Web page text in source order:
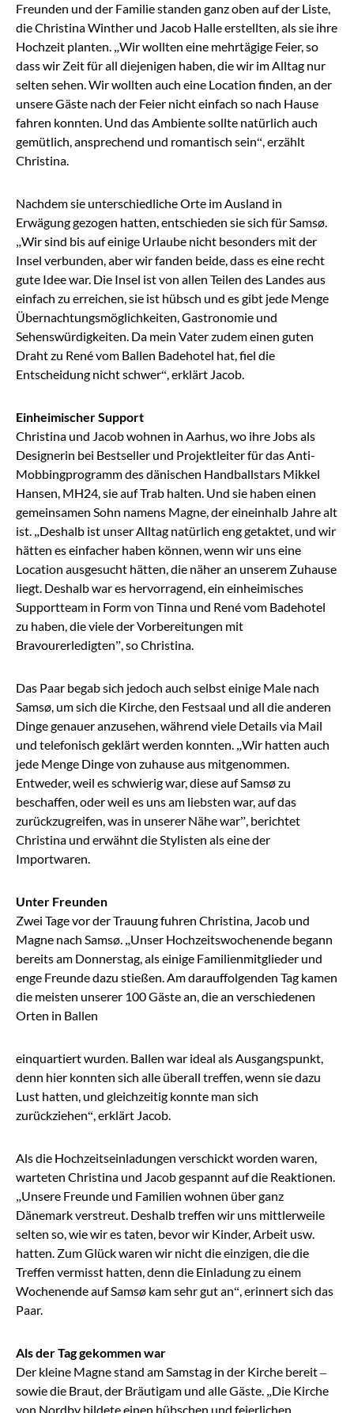
Freunden und der Familie standen ganz oben auf der Liste,
die Christina Winther und Jacob Halle erstellten, als sie ihre
Hochzeit planten. „Wir wollten eine mehrtägige Feier, so
dass wir Zeit für all diejenigen haben, die wir im Alltag nur
selten sehen. Wir wollten auch eine Location finden, an der
unsere Gäste nach der Feier nicht einfach so nach Hause
fahren konnten. Und das Ambiente sollte natürlich auch
gemütlich, ansprechend und romantisch sein“, erzählt
Christina.
Nachdem sie unterschiedliche Orte im Ausland in
Erwägung gezogen hatten, entschieden sie sich für Samsø.
„Wir sind bis auf einige Urlaube nicht besonders mit der
Insel verbunden, aber wir fanden beide, dass es eine recht
gute Idee war. Die Insel ist von allen Teilen des Landes aus
einfach zu erreichen, sie ist hübsch und es gibt jede Menge
Übernachtungsmöglichkeiten, Gastronomie und
Sehenswürdigkeiten. Da mein Vater zudem einen guten
Draht zu René vom Ballen Badehotel hat, fiel die
Entscheidung nichtschwer“, erklärt Jacob.
Einheimischer Support
Christina und Jacob wohnen in Aarhus, wo ihre Jobs als
Designerin bei Bestseller und Projektleiter für das Anti-
Mobbingprogramm des dänischen Handballstars Mikkel
Hansen, MH24, sie auf Trab halten. Und sie haben einen
gemeinsamen Sohn namens Magne, der eineinhalb Jahre alt
ist. „Deshalb ist unser Alltag natürlich eng getaktet, und wir
hätten es einfacher haben können, wenn wir uns eine
Location ausgesucht hätten, die näher an unserem Zuhause
liegt. Deshalb war es hervorragend, ein einheimisches
Supportteam in Form von Tinna und René vom Badehotel
zu haben, die viele der Vorbereitungen mit
Bravourerledigten”, soChristina.
Das Paar begab sich jedoch auch selbst einige Male nach
Samsø, um sich die Kirche, den Festsaal und all die anderen
Dinge genauer anzusehen, während viele Details via Mail
und telefonisch geklärt werden konnten. „Wir hatten auch
jede Menge Dinge von zuhause aus mitgenommen.
Entweder, weil es schwierig war,diese auf Samsø zu
beschaffen, oder weil es uns am liebsten war, auf das
zurückzugreifen, was in unserer Nähe war”, berichtet
Christina und erwähnt die Stylisten als eine der
Importwaren.
Unter Freunden
Zwei Tage vor der Trauung fuhren Christina, Jacob und
Magne nach Samsø. „Unser Hochzeitswochenende begann
bereits am Donnerstag, als einige Familienmitglieder und
enge Freunde dazu stießen. Am darauffolgenden Tag kamen
die meisten unserer 100 Gäste an, die an verschiedenen
Orten in Ballen
einquartiert wurden. Ballen war ideal als Ausgangspunkt,
denn hier konnten sich alle überall treffen, wenn sie dazu
Lust hatten, und gleichzeitig konnte man sich
zurückziehen“, erklärt Jacob.
Als die Hochzeitseinladungen verschickt worden waren,
warteten Christina und Jacob gespannt auf die Reaktionen.
„Unsere Freunde und Familien wohnen über ganz
Dänemark verstreut. Deshalb treffen wir uns mittlerweile
selten so, wie wir es taten, bevor wir Kinder, Arbeit usw.
hatten. Zum Glück waren wir nicht die einzigen, die die
Treffen vermisst hatten, denn die Einladung zu einem
Wochenende auf Samsø kam sehr gut an“, erinnert sich das
Paar.
Als der Tag gekommen war
Der kleine Magne stand am Samstag in der Kirche bereit–
sowie die Braut, der Bräutigam und alle Gäste. „Die Kirche
von Nordby bildete einen hübschen und feierlichen